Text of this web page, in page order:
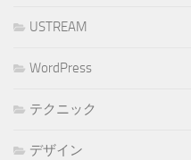
USTREAM
WordPress
テクニック
デザイン